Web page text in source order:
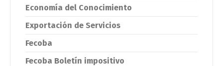
Economía del Conocimiento
Exportación de Servicios
Fecoba
Fecoba Boletín impositivo